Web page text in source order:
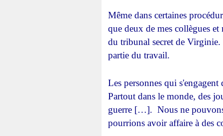
Même dans certaines
que deux de mes collègues
du tribunal secret de
partie du travail.
Les personnes qui s'engagent
Partout dans le monde, des
guerre […]. Nous ne
pourrions avoir affaire à des